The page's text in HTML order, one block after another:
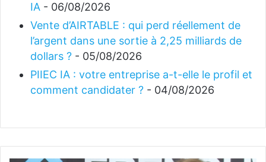
IA - 06/08/2026
Vente d’AIRTABLE : qui perd réellement de
l’argent dans une sortie à 2,25 milliards de
dollars ? - 05/08/2026
PIIEC IA : votre entreprise a-t-elle le profil et
comment candidater ? - 04/08/2026